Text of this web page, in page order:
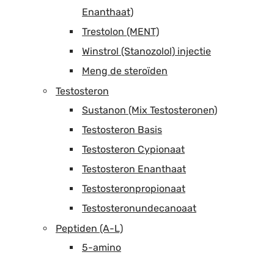
Enanthaat)
Trestolon (MENT)
Winstrol (Stanozolol) injectie
Meng de steroïden
Testosteron
Sustanon (Mix Testosteronen)
Testosteron Basis
Testosteron Cypionaat
Testosteron Enanthaat
Testosteronpropionaat
Testosteronundecanoaat
Peptiden (A-L)
5-amino